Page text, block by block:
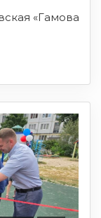
«Гамова